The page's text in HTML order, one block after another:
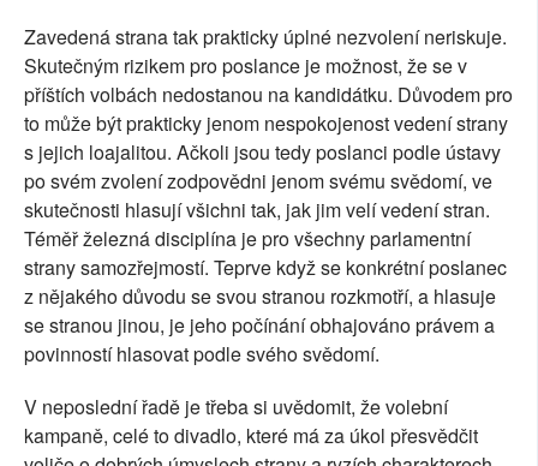
Zavedená strana tak prakticky úplné nezvolení neriskuje.
Skutečným rizikem pro poslance je možnost, že se v
příštích volbách nedostanou na kandidátku. Důvodem pro
to může být prakticky jenom nespokojenost vedení strany
s jejich loajalitou. Ačkoli jsou tedy poslanci podle ústavy
po svém zvolení zodpovědni jenom svému svědomí, ve
skutečnosti hlasují všichni tak, jak jim velí vedení stran.
Téměř železná disciplína je pro všechny parlamentní
strany samozřejmostí. Teprve když se konkrétní poslanec
z nějakého důvodu se svou stranou rozkmotří, a hlasuje
se stranou jinou, je jeho počínání obhajováno právem a
povinností hlasovat podle svého svědomí.
V neposlední řadě je třeba si uvědomit, že volební
kampaně, celé to divadlo, které má za úkol přesvědčit